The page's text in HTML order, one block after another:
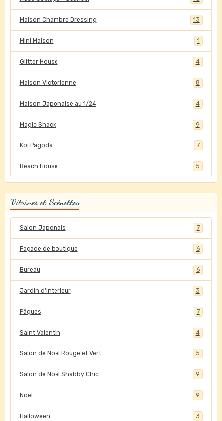
Maison Chambre Dressing 13
Mini Maison 1
Glitter House 4
Maison Victorienne 8
Maison Japonaise au 1/24 4
Magic Shack 9
Koi Pagoda 7
Beach House 5
Vitrines et Scènettes
Salon Japonais 7
Façade de boutique 6
Bureau 6
Jardin d'intérieur 3
Pâques 7
Saint Valentin 4
Salon de Noël Rouge et Vert 5
Salon de Noël Shabby Chic 9
Noël 9
Halloween 3